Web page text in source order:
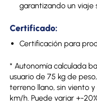
garantizando un viaje
Certificado:
Certificación para
* Autonomía calculada
usuario de 75 kg de
terreno llano, sin viento
km/h. Puede variar +-